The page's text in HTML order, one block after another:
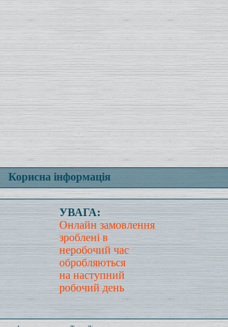
Корисна інформація
УВАГА:
Онлайн замовлення
зроблені в
неробочий час
обробляються
на наступний
робочий день
Всього: 1020446 Сьогодні: 63